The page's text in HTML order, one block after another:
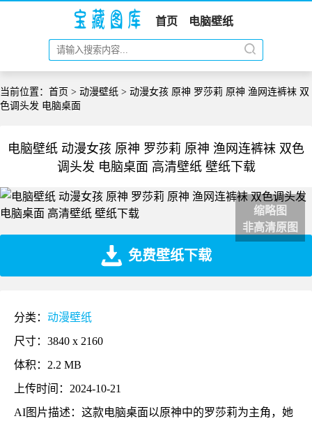
首页 电脑壁纸
当前位置： 首页 > 动漫壁纸 > 动漫女孩 原神 罗莎莉 原神 渔网连裤袜 双
色调头发 电脑桌面
电脑壁纸 动漫女孩 原神 罗莎莉 原神 渔网连裤袜 双色
调头发 电脑桌面 高清壁纸 壁纸下载
缩略图
非高清原图
免费壁纸下载
分类： 动漫壁纸
尺寸：3840 x 2160
体积：2.2 MB
上传时间：2024-10-21
AI图片描述：这款电脑桌面以原神中的罗莎莉为主角，她